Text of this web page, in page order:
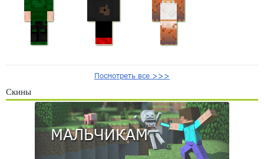
Посмотреть все >>>
Скины
МАЛЬЧИКАМ